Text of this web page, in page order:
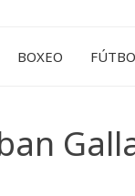
BOXEO